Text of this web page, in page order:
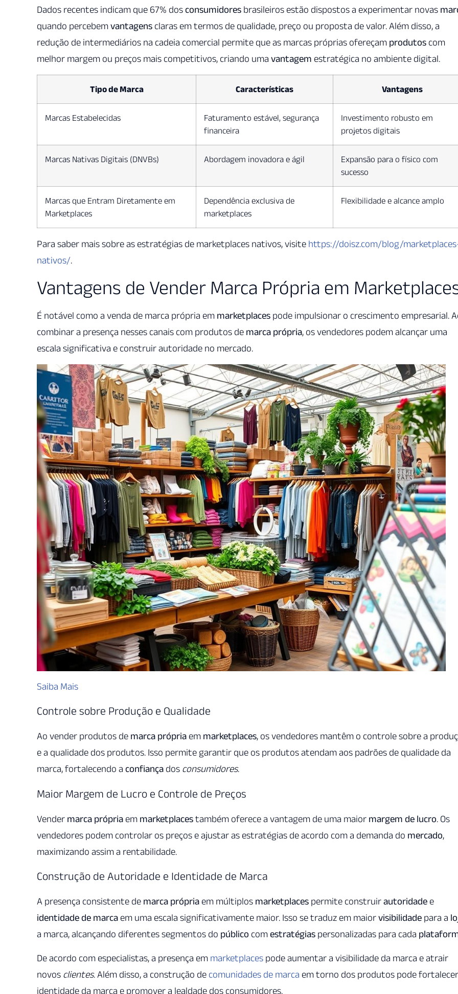
Dados recentes indicam que 67% dosconsumidores brasileiros estão dispostos a experimentar novas
quando percebemvantagens claras em termos de qualidade, preço ou proposta de valor. Além disso, a
redução de intermediários na cadeia comercial permite que as marcas próprias ofereçam produtos com
melhor margem ou preços mais competitivos, criando uma vantagem estratégica no ambiente digital.
Tipo de Marca Características Vantagens
Marcas Estabelecidas
Faturamento estável, segurança
financeira
Investimento robusto em
projetos digitais
Marcas Nativas Digitais (DNVBs) Abordagem inovadora e ágil
Expansão para o físico com
sucesso
Marcas que Entram Diretamente em
Marketplaces
Dependência exclusiva de
marketplaces
Flexibilidade e alcance amplo
Para saber mais sobre as estratégias de marketplaces nativos, visite https://doisz.com/blog/
nativos/.
Vantagens de Vender Marca Própria em
É notável como a venda de marca própria em marketplaces pode impulsionar o crescimento empresarial.
combinar a presença nesses canais com produtos de marca própria, os vendedores podem alcançar uma
escala significativa e construir autoridade no mercado.
Saiba Mais
Controle sobre Produção e Qualidade
Ao vender produtos de marca própria em marketplaces, os vendedores mantêm o controle sobre a
e a qualidade dos produtos. Isso permite garantir que os produtos atendam aos padrões de qualidade da
marca, fortalecendo a confiança dos consumidores.
Maior Margem de Lucro e Controle de Preços
Vender marca própria em marketplacestambém oferece a vantagem de uma maior margem de lucro. Os
vendedores podem controlar os preços e ajustar as estratégias de acordo com a demanda do mercado,
maximizando assim a rentabilidade.
Construção de Autoridade e Identidade de Marca
A presença consistente de marca própria em múltiplos marketplaces permite construirautoridade e
identidade de marca em uma escala significativamente maior. Isso se traduz em maiorvisibilidade para a
a marca, alcançando diferentes segmentos do público comestratégias personalizadas para cada
De acordo com especialistas, a presença em marketplaces pode aumentar a visibilidade da marca e atrair
novos clientes. Além disso, a construção de comunidades de marca em torno dos produtos pode
identidade da marca e promover a lealdade dos consumidores.